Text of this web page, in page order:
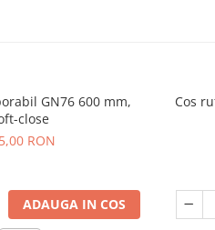
GN76 600 mm,
close
RON
ADAUGA IN COS
Cos